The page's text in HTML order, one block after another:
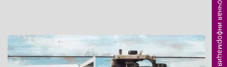
справочная информация